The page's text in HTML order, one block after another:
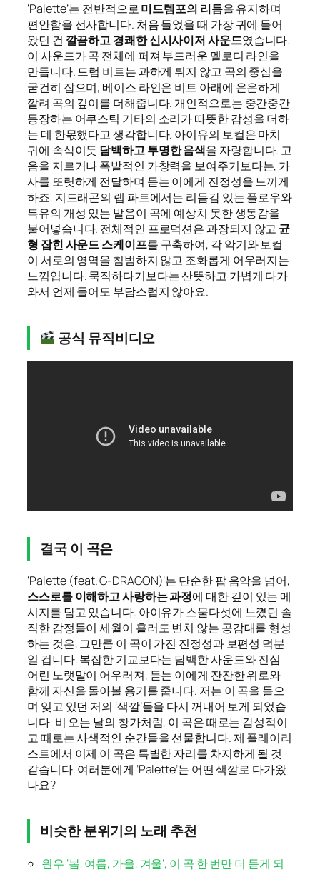
‘Palette’는 전반적으로미드템포의 리듬을 유지하며
편안함을 선사합니다. 처음 들었을 때 가장 귀에 들어
왔던 건 깔끔하고 경쾌한 신시사이저 사운드였습니다.
이 사운드가 곡 전체에 퍼져 부드러운 멜로디 라인을
만듭니다. 드럼 비트는 과하게 튀지 않고 곡의 중심을
굳건히 잡으며, 베이스 라인은 비트 아래에 은은하게
깔려 곡의 깊이를 더해줍니다. 개인적으로는 중간중간
등장하는 어쿠스틱 기타의 소리가 따뜻한 감성을 더하
는 데 한몫했다고 생각합니다. 아이유의 보컬은 마치
귀에 속삭이듯 담백하고 투명한 음색을 자랑합니다. 고
음을 지르거나 폭발적인 가창력을 보여주기보다는, 가
사를 또렷하게 전달하며 듣는 이에게 진정성을 느끼게
하죠. 지드래곤의 랩 파트에서는 리듬감 있는 플로우와
특유의 개성 있는 발음이 곡에 예상치 못한 생동감을
불어넣습니다. 전체적인 프로덕션은 과장되지 않고 균
형 잡힌 사운드 스케이프를 구축하여, 각 악기와 보컬
이 서로의 영역을 침범하지 않고 조화롭게 어우러지는
느낌입니다. 묵직하다기보다는 산뜻하고 가볍게 다가
와서 언제 들어도 부담스럽지 않아요.
공식 뮤직비디오
결국 이 곡은
‘Palette (feat. G-DRAGON)’는 단순한 팝 음악을 넘어,
스스로를 이해하고 사랑하는 과정에 대한 깊이 있는 메
시지를 담고 있습니다. 아이유가 스물다섯에 느꼈던 솔
직한 감정들이 세월이 흘러도 변치 않는 공감대를 형성
하는 것은, 그만큼 이 곡이 가진 진정성과 보편성 덕분
일 겁니다. 복잡한 기교보다는 담백한 사운드와 진심
어린 노랫말이 어우러져, 듣는 이에게 잔잔한 위로와
함께 자신을 돌아볼 용기를 줍니다. 저는 이 곡을 들으
며 잊고 있던 저의 ‘색깔’들을 다시 꺼내어 보게 되었습
니다. 비 오는 날의 창가처럼, 이 곡은 때로는 감성적이
고 때로는 사색적인 순간들을 선물합니다. 제 플레이리
스트에서 이제 이 곡은 특별한 자리를 차지하게 될 것
같습니다. 여러분에게 ‘Palette’는 어떤 색깔로 다가왔
나요?
비슷한 분위기의 노래 추천
원우 ‘봄, 여름, 가을, 겨울’, 이 곡 한 번만 더 듣게 되